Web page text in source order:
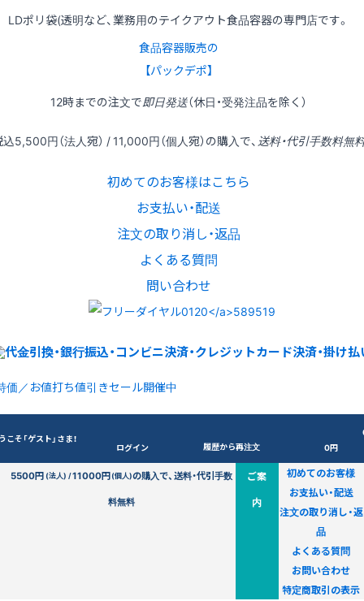
LDポリ袋(透明など、業務用のテイクアウト食品容器の専門店です。
食品容器販売の
【パックデポ】
12時までの注文で即日発送（休日・受発注品を除く）
込5,500円（法人宛） / 11,000円（個人宛）の購入で、 送料・代引手数料無
初めてのお客様はこちら
お支払い・配送
注文の取り消し・返品
よくある質問
問い合わせ
価／お値打ち値引きセール開催中
こそ「ゲスト」さま！
ログイン 履歴から再注文
0円
5500円(法人) /11000円(個人)の購入で、送料・代引手数
料無料
ご案
内
初めてのお客様
お支払い・配送
注文の取り消し・返
品
よくある質問
お問い合わせ
特定商取引の表示